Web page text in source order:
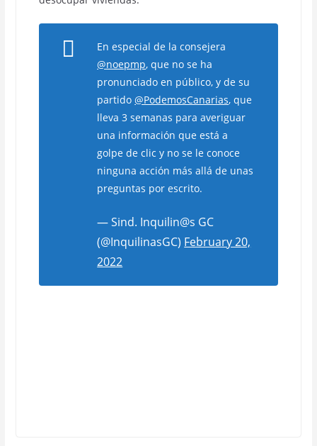
En especial de la consejera
@noepmp, que no se ha
pronunciado en público, y de su
partido@PodemosCanarias, que
lleva 3 semanas para averiguar
una información que está a
golpe de clic y no se le conoce
ninguna acción más allá de unas
preguntas por escrito.
— Sind. Inquilin@s GC
(@InquilinasGC) February 20,
2022